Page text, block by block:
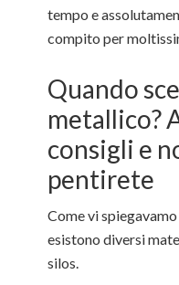
tempo e
compito per
Quando
metallico?
consigli e
pentirete
Come vi
esistono diversi
silos.